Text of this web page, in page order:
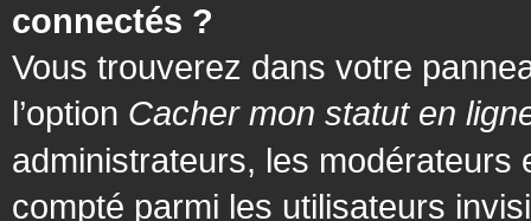
connectés ?
Vous trouverez dans votre
l’option Cacher mon statut en
administrateurs, les
compté parmi les utilisateurs